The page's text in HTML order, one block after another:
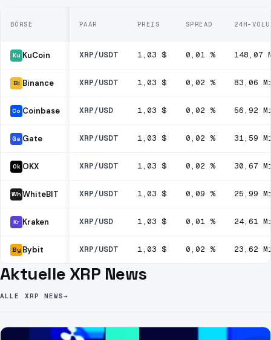
BÖRSE PAAR PREIS SPREAD 24H-
Ku KuCoin XRP/USDT 1,03 $ 0,01 % 148,07
Bi Binance XRP/USDT 1,03 $ 0,02 % 83,06
Co Coinbase XRP/USD 1,03 $ 0,02 % 56,92
Ga Gate XRP/USDT 1,03 $ 0,02 % 31,59
Ok OKX XRP/USDT 1,03 $ 0,02 % 30,67
Wh WhiteBIT XRP/USDT 1,03 $ 0,09 % 25,99
Kr Kraken XRP/USD 1,03 $ 0,01 % 24,61
By Bybit XRP/USDT 1,03 $ 0,02 % 23,62
Aktuelle XRP News
ALLE XRP NEWS→